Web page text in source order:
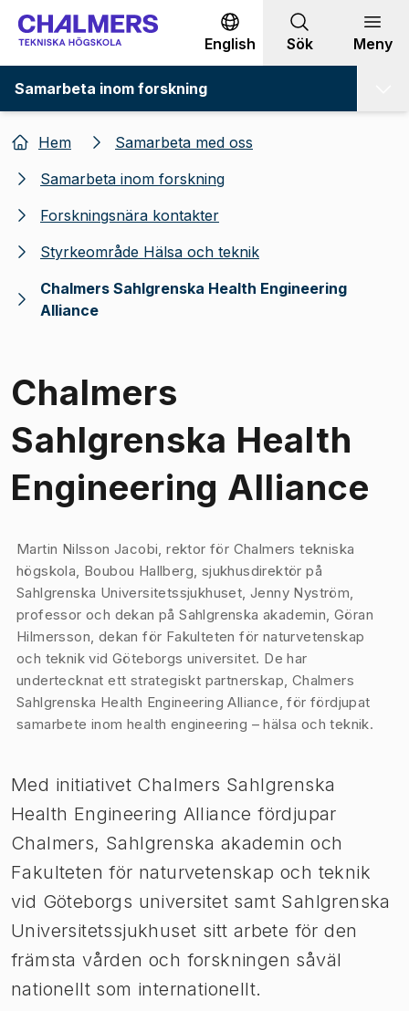
Gå till innehållet
English Sök Meny
Samarbeta inom forskning
Hem
Samarbeta med oss
Samarbeta inom forskning
Forskningsnära kontakter
Styrkeområde Hälsa och teknik
Chalmers Sahlgrenska Health Engineering
Alliance
Chalmers
Sahlgrenska Health
Engineering Alliance
Bild 1 av 1
Martin Nilsson Jacobi, rektor för Chalmers tekniska
högskola, Boubou Hallberg, sjukhusdirektör på
Sahlgrenska Universitetssjukhuset, Jenny Nyström,
professor och dekan på Sahlgrenska akademin, Göran
Hilmersson, dekan för Fakulteten för naturvetenskap
och teknik vid Göteborgs universitet. De har
undertecknat ett strategiskt partnerskap, Chalmers
Sahlgrenska Health Engineering Alliance, för fördjupat
samarbete inom health engineering – hälsa och teknik.
Med initiativet Chalmers Sahlgrenska
Health Engineering Alliance fördjupar
Chalmers, Sahlgrenska akademin och
Fakulteten för naturvetenskap och teknik
vid Göteborgs universitet samt Sahlgrenska
Universitetssjukhuset sitt arbete för den
främsta vården och forskningen såväl
nationellt som internationellt.